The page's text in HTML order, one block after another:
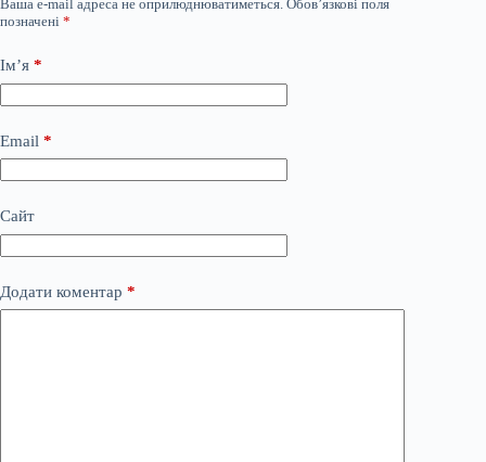
Ваша e-mail адреса не оприлюднюватиметься. Обов’язкові поля
позначені *
Ім’я *
Email *
Сайт
Додати коментар *